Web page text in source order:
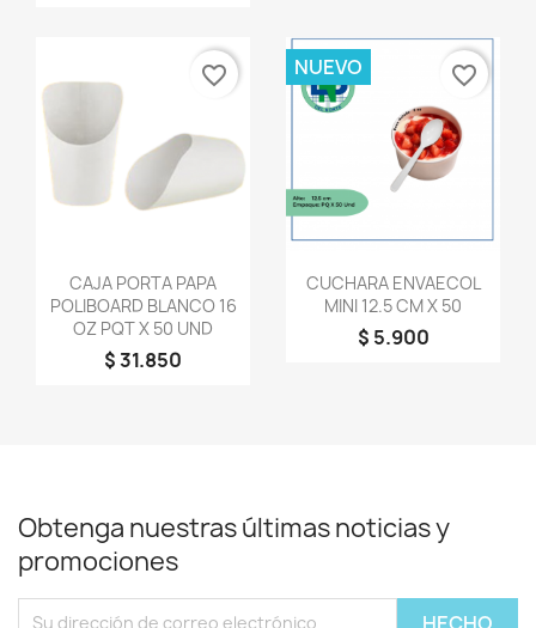
Vista rápida
CAJA PORTA PAPA
POLIBOARD BLANCO 16
OZ PQT X 50 UND
$ 31.850
favorite_border
Vista rápida
CUCHARA ENVAECOL
MINI 12.5 CM X 50
$ 5.900
NUEVO favorite_border
Obtenga nuestras últimas noticias y
promociones